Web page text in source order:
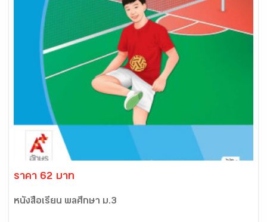
ราคา 62 บาท
หนังสือเรียน พลศึกษา ม.3